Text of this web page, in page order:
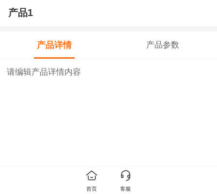
产品1
产品详情 产品参数
请编辑产品详情内容
首页 客服